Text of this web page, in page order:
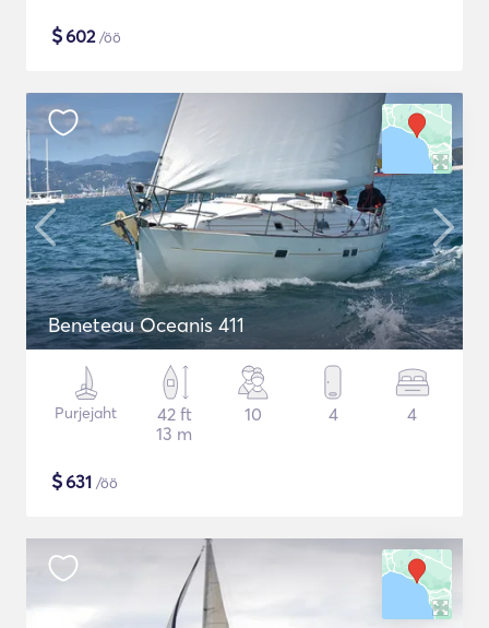
$602/öö
Beneteau Oceanis 411
Purjejaht
42 ft
13 m
10 4 4
$631 /öö